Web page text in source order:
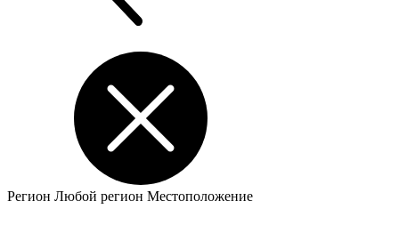
Регион Любой регион Местоположение